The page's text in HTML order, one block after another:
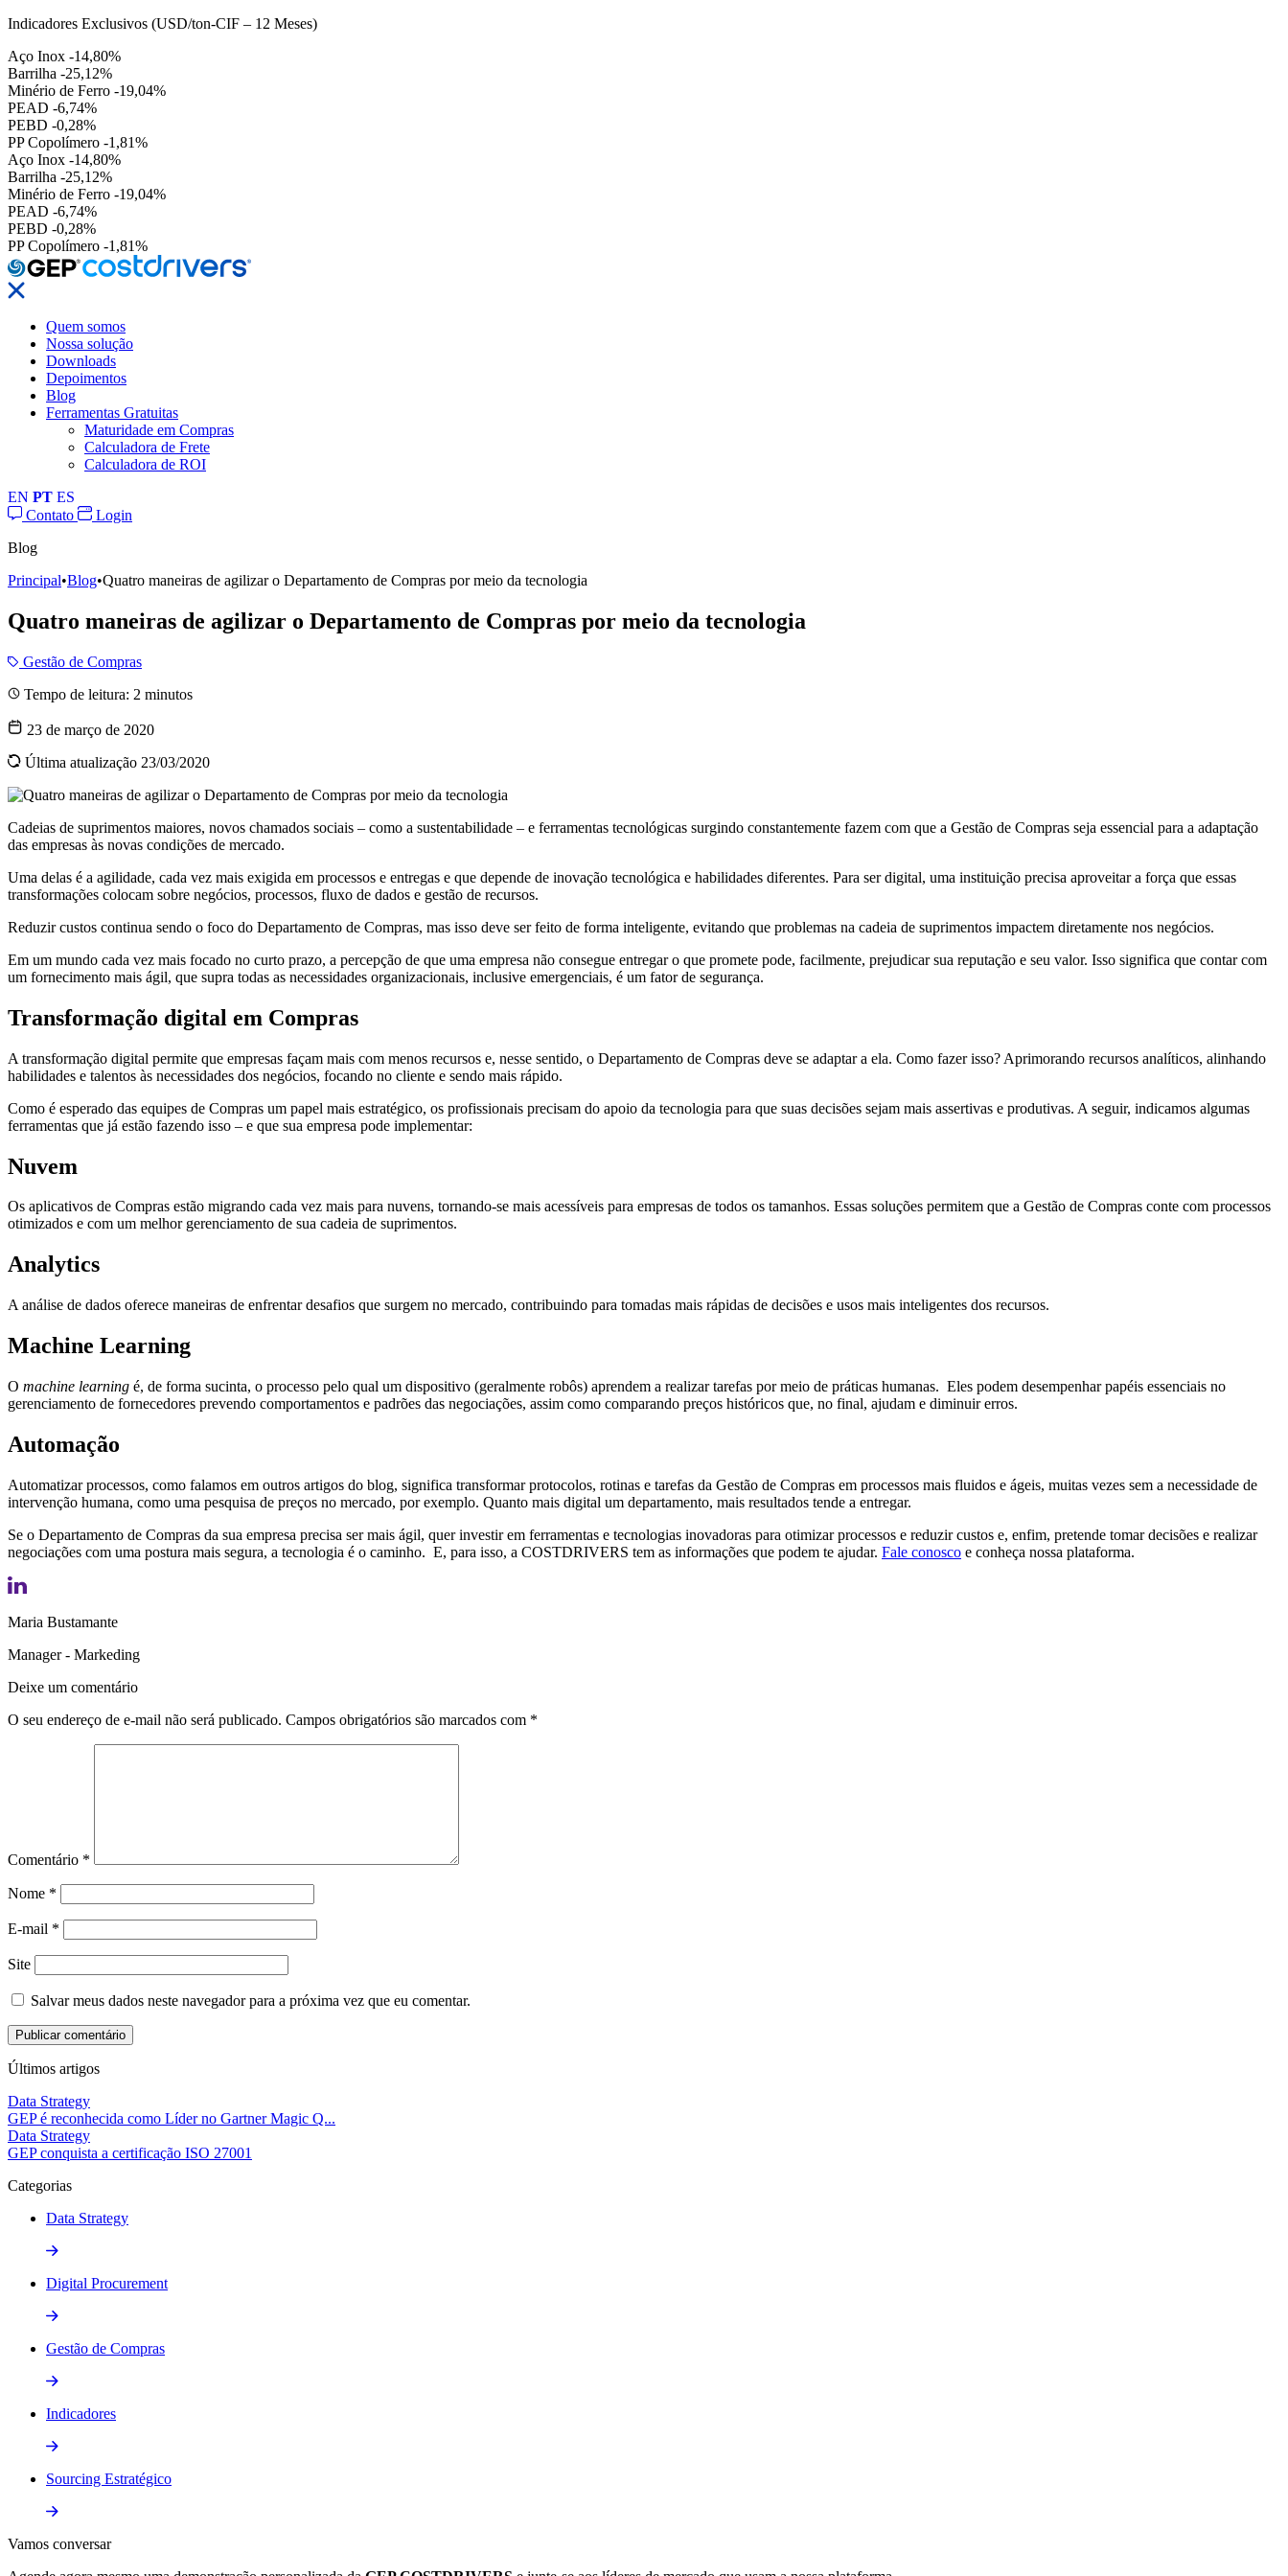
Indicadores Exclusivos (USD/ton-CIF – 12 Meses)
Aço Inox -14,80%
Barrilha -25,12%
Minério de Ferro -19,04%
PEAD -6,74%
PEBD -0,28%
PP Copolímero -1,81%
Aço Inox -14,80%
Barrilha -25,12%
Minério de Ferro -19,04%
PEAD -6,74%
PEBD -0,28%
PP Copolímero -1,81%
Quem somos
Nossa solução
Downloads
Depoimentos
Blog
Ferramentas Gratuitas
Maturidade em Compras
Calculadora de Frete
Calculadora de ROI
EN PT ES
Contato
Login
Blog
Principal•Blog•Quatro maneiras de agilizar o Departamento de Compras por meio da tecnologia
Quatro maneiras de agilizar o Departamento de Compras por meio da tecnologia
Gestão de Compras
Tempo de leitura: 2 minutos
23 de março de 2020
Última atualização 23/03/2020
Cadeias de suprimentos maiores, novos chamados sociais – como a sustentabilidade – e ferramentas tecnológicas surgindo constantemente fazem com que a Gestão de Compras seja essencial para a adaptação
das empresas às novas condições de mercado.
Uma delas é a agilidade, cada vez mais exigida em processos e entregas e que depende de inovação tecnológica e habilidades diferentes. Para ser digital, uma instituição precisa aproveitar a força que essas
transformações colocam sobre negócios, processos, fluxo de dados e gestão de recursos.
Reduzir custos continua sendo o foco do Departamento de Compras, mas isso deve ser feito de forma inteligente, evitando que problemas na cadeia de suprimentos impactem diretamente nos negócios.
Em um mundo cada vez mais focado no curto prazo, a percepção de que uma empresa não consegue entregar o que promete pode, facilmente, prejudicar sua reputação e seu valor. Isso significa que contar com
um fornecimento mais ágil, que supra todas as necessidades organizacionais, inclusive emergenciais, é um fator de segurança.
Transformação digital em Compras
A transformação digital permite que empresas façam mais com menos recursos e, nesse sentido, o Departamento de Compras deve se adaptar a ela. Como fazer isso? Aprimorando recursos analíticos, alinhando
habilidades e talentos às necessidades dos negócios, focando no cliente e sendo mais rápido.
Como é esperado das equipes de Compras um papel mais estratégico, os profissionais precisam do apoio da tecnologia para que suas decisões sejam mais assertivas e produtivas. A seguir, indicamos algumas
ferramentas que já estão fazendo isso – e que sua empresa pode implementar:
Nuvem
Os aplicativos de Compras estão migrando cada vez mais para nuvens, tornando-se mais acessíveis para empresas de todos os tamanhos. Essas soluções permitem que a Gestão de Compras conte com processos
otimizados e com um melhor gerenciamento de sua cadeia de suprimentos.
Analytics
A análise de dados oferece maneiras de enfrentar desafios que surgem no mercado, contribuindo para tomadas mais rápidas de decisões e usos mais inteligentes dos recursos.
Machine Learning
O machine learning é, de forma sucinta, o processo pelo qual um dispositivo (geralmente robôs) aprendem a realizar tarefas por meio de práticas humanas. Eles podem desempenhar papéis essenciais no
gerenciamento de fornecedores prevendo comportamentos e padrões das negociações, assim como comparando preços históricos que, no final, ajudam e diminuir erros.
Automação
Automatizar processos, como falamos em outros artigos do blog, significa transformar protocolos, rotinas e tarefas da Gestão de Compras em processos mais fluidos e ágeis, muitas vezes sem a necessidade de
intervenção humana, como uma pesquisa de preços no mercado, por exemplo. Quanto mais digital um departamento, mais resultados tende a entregar.
Se o Departamento de Compras da sua empresa precisa ser mais ágil, quer investir em ferramentas e tecnologias inovadoras para otimizar processos e reduzir custos e, enfim, pretende tomar decisões e realizar
negociações com uma postura mais segura, a tecnologia é o caminho. E, para isso, a COSTDRIVERS tem as informações que podem te ajudar. Fale conosco e conheça nossa plataforma.
Maria Bustamante
Manager - Markeding
Deixe um comentário
O seu endereço de e-mail não será publicado. Campos obrigatórios são marcados com *
Comentário *
Nome *
E-mail *
Site
Salvar meus dados neste navegador para a próxima vez que eu comentar.
Últimos artigos
Data Strategy
GEP é reconhecida como Líder no Gartner Magic Q...
Data Strategy
GEP conquista a certificação ISO 27001
Categorias
Data Strategy
Digital Procurement
Gestão de Compras
Indicadores
Sourcing Estratégico
Vamos conversar